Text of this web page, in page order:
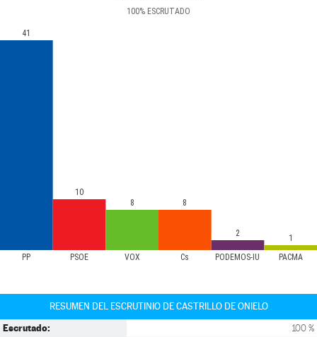
100% ESCRUTADO
PP PSOE VOX Cs PODEMOS-IU PACMA
41
10
8
8
2 1
RESUMEN DEL ESCRUTINIO DE CASTRILLO DE ONIELO
Escrutado: 100 %